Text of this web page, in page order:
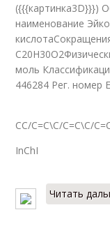
({{{картинка3D}}})
наименование
моль
446284 Рег. номер
CC/C=C\C/C=C\C/
InChI
Читать